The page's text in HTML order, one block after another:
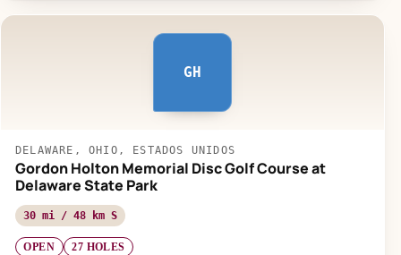
GH
DELAWARE, OHIO, ESTADOS UNIDOS
Gordon Holton Memorial Disc Golf Course at
Delaware State Park
30 mi / 48 km S
OPEN 27 HOLES